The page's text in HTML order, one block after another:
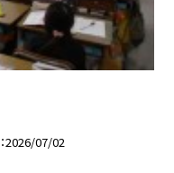
2026/07/02